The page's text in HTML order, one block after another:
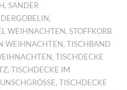
,SANDER
,
WEIHNACHTEN,STOFFKORB
WEIHNACHTEN,TISCHBAND
,TISCHDECKE
,TISCHDECKE IM
,TISCHDECKE